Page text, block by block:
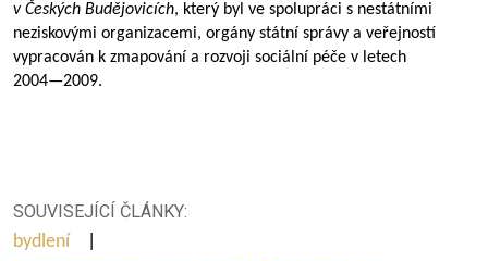
v Českých Budějovicích, který byl ve spolupráci s nestátními
neziskovými organizacemi, orgány státní správy a veřejností
vypracován k zmapování a rozvoji sociální péče v letech
2004—2009.
SOUVISEJÍCÍ ČLÁNKY:
bydlení